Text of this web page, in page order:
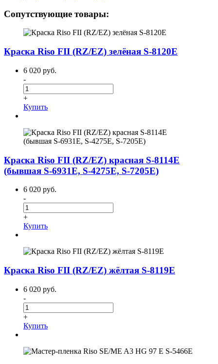
Сопутствующие товары:
Краска Riso FII (RZ/EZ) зелёная S-8120E
6 020 руб.
-
+
Купить
Краска Riso FII (RZ/EZ) красная S-8114E
(бывшая S-6931E, S-4275E, S-7205E)
6 020 руб.
-
+
Купить
Краска Riso FII (RZ/EZ) жёлтая S-8119E
6 020 руб.
-
+
Купить